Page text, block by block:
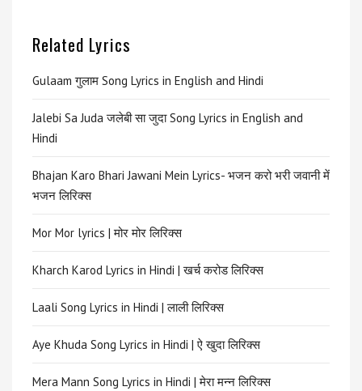
Related Lyrics
Gulaam गुलाम Song Lyrics in English and Hindi
Jalebi Sa Juda जलेबी सा जुदा Song Lyrics in English and
Hindi
Bhajan Karo Bhari Jawani Mein Lyrics- भजन करो भरी जवानी में
भजन लिरिक्स
Mor Mor lyrics | मोर मोर लिरिक्स
Kharch Karod Lyrics in Hindi | खर्च करोड लिरिक्स
Laali Song Lyrics in Hindi | लाली लिरिक्स
Aye Khuda Song Lyrics in Hindi | ऐ खुदा लिरिक्स
Mera Mann Song Lyrics in Hindi | मेरा मन्न लिरिक्स